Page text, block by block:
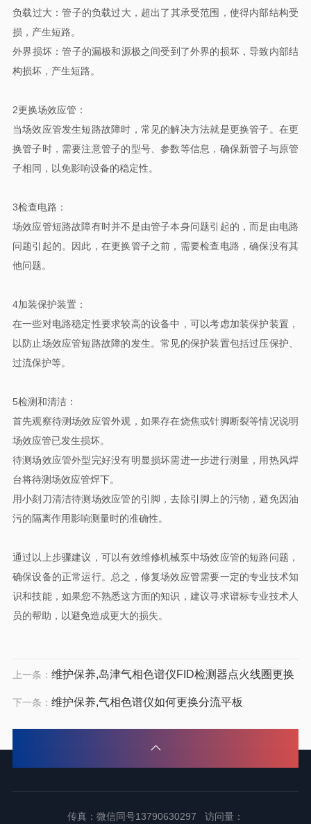
‌负载过大‌：管子的负载过大，超出了其承受范围，使得内部结构受
损，产生短路。
‌外界损坏‌：管子的漏极和源极之间受到了外界的损坏，导致内部结
构损坏，产生短路‌。
2更换场效应管‌：
当场效应管发生短路故障时，常见的解决方法就是更换管子。在更
换管子时，需要注意管子的型号、参数等信息，确保新管子与原管
子相同，以免影响设备的稳定性‌。
3检查电路‌：
场效应管短路故障有时并不是由管子本身问题引起的，而是由电路
问题引起的。因此，在更换管子之前，需要检查电路，确保没有其
他问题‌。
4加装保护装置‌：
在一些对电路稳定性要求较高的设备中，可以考虑加装保护装置，
以防止场效应管短路故障的发生。常见的保护装置包括过压保护、
过流保护等‌。
5检测和清洁‌：
首先观察待测场效应管外观，如果存在烧焦或针脚断裂等情况说明
场效应管已发生损坏。
待测场效应管外型完好没有明显损坏需进一步进行测量，用热风焊
台将待测场效应管焊下。
用小刻刀清洁待测场效应管的引脚，去除引脚上的污物，避免因油
污的隔离作用影响测量时的准确性‌。
通过以上步骤建议，可以有效维修机械泵中场效应管的短路问题，
确保设备的正常运行。总之，修复场效应管需要一定的专业技术知
识和技能，如果您不熟悉这方面的知识，建议寻求谱标专业技术人
员的帮助，以避免造成更大的损失。
上一条： 维护保养,岛津气相色谱仪FID检测器点火线圈更换
下一条： 维护保养,气相色谱仪如何更换分流平板
传真：微信同号13790630297 访问量：